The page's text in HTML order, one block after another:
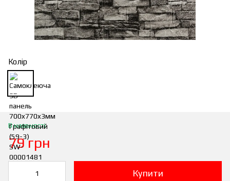
Колір
В наявності
79 грн
Купити